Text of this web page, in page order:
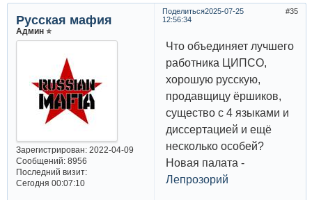
Поделиться 35
2025-07-25
12:56:34
Русская мафия
Админ ⭐️
Зарегистрирован: 2022-04-09
Сообщений:8956
Последний визит:
Сегодня 00:07:10
Что объединяет лучшего
работника ЦИПСО,
хорошую русскую,
продавщицу ёршиков,
существо с 4 языками и
диссертацией и ещё
несколько особей?
Новая палата -
Лепрозорий